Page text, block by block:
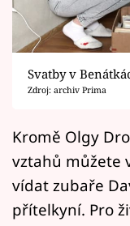
Sledujte
Filmový
Mámy sobě
Přihlášení
Svatby v
Zdroj: archiv Prima
Kromě Olgy
vztahů můžete
vídat zubaře
přítelkyní. Pro